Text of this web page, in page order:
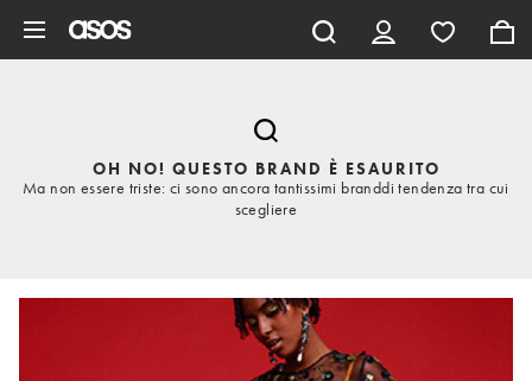
OH NO! QUESTO BRAND È ESAURITO
Ma non essere triste: ci sono ancora tantissimi branddi tendenza tra cui
scegliere